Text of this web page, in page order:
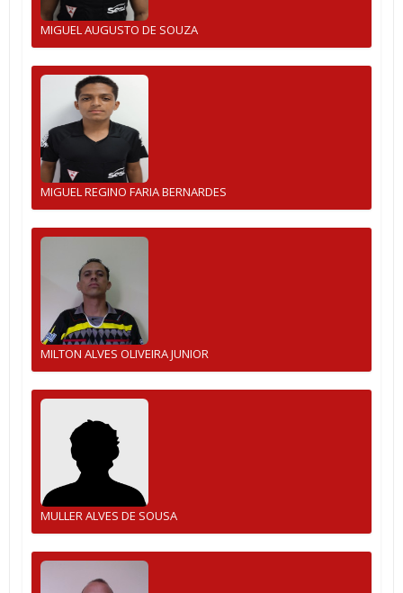
MIGUEL AUGUSTO DE SOUZA
MIGUEL REGINO FARIA BERNARDES
MILTON ALVES OLIVEIRA JUNIOR
MULLER ALVES DE SOUSA